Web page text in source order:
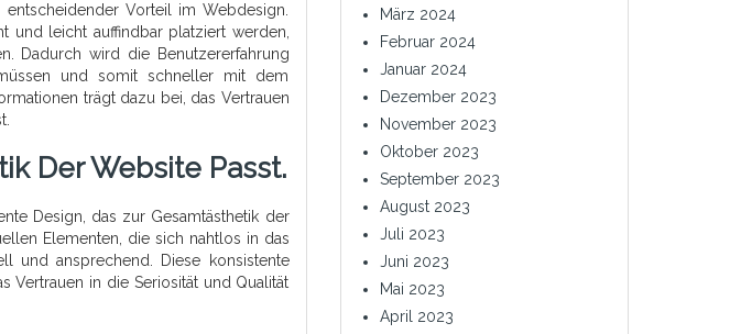
Vorteil im Webdesign.
und leicht auffindbar platziert werden,
Dadurch wird die Benutzererfahrung
und somit schneller mit dem
trägt dazu bei, das Vertrauen
Der Website Passt.
Design, das zur Gesamtästhetik der
Elementen, die sich nahtlos in das
und ansprechend. Diese konsistente
Vertrauen in die Seriosität und Qualität
März 2024
Februar 2024
Januar 2024
Dezember 2023
November 2023
Oktober 2023
September 2023
August 2023
Juli 2023
Juni 2023
Mai 2023
April 2023